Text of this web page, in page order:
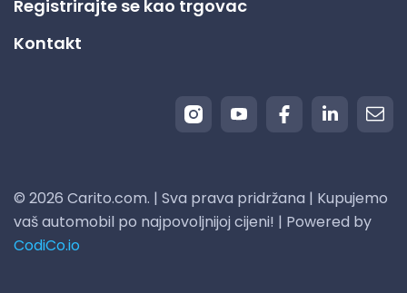
Registrirajte se kao trgovac
Kontakt
© 2026 Carito.com. | Sva prava pridržana | Kupujemo
vaš automobil po najpovoljnijoj cijeni! | Powered by
CodiCo.io